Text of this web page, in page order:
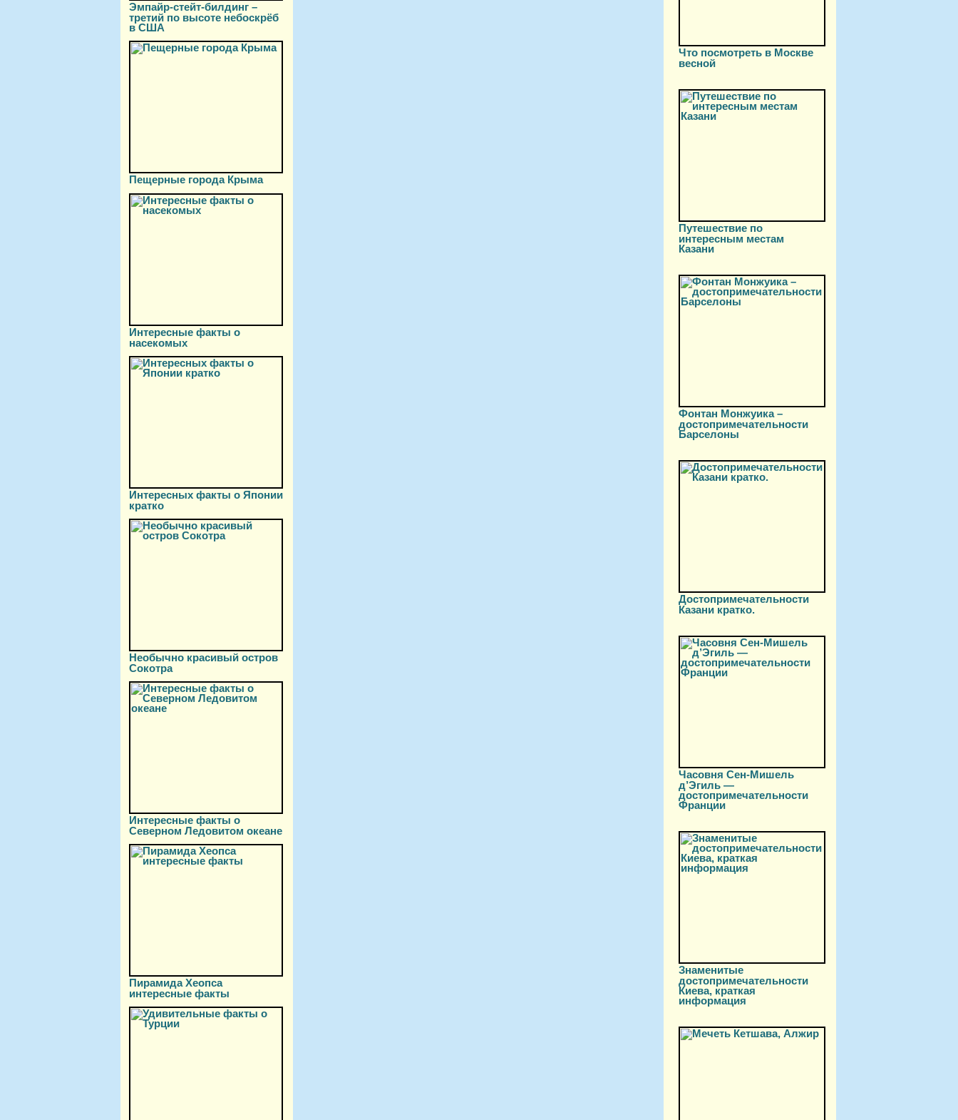
Эмпайр-стейт-билдинг –
третий по высоте небоскрёб
в США
Пещерные города Крыма
Интересные факты о
насекомых
Интересных факты о Японии
кратко
Необычно красивый остров
Сокотра
Интересные факты о
Северном Ледовитом океане
Пирамида Хеопса
интересные факты
Что посмотреть в Москве
весной
Путешествие по
интересным местам
Казани
Фонтан Монжуика –
достопримечательности
Барселоны
Достопримечательности
Казани кратко.
Часовня Сен-Мишель
д’Эгиль —
достопримечательности
Франции
Знаменитые
достопримечательности
Киева, краткая
информация